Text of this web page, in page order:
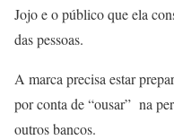
Jojo e o público que ela
das pessoas.
A marca precisa estar
por conta de “ousar” na
outros bancos.